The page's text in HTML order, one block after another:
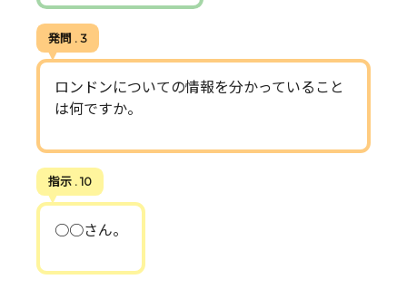
発問 . 3
ロンドンについての情報を分かっていること
は何ですか。
指示 . 10
○○さん。